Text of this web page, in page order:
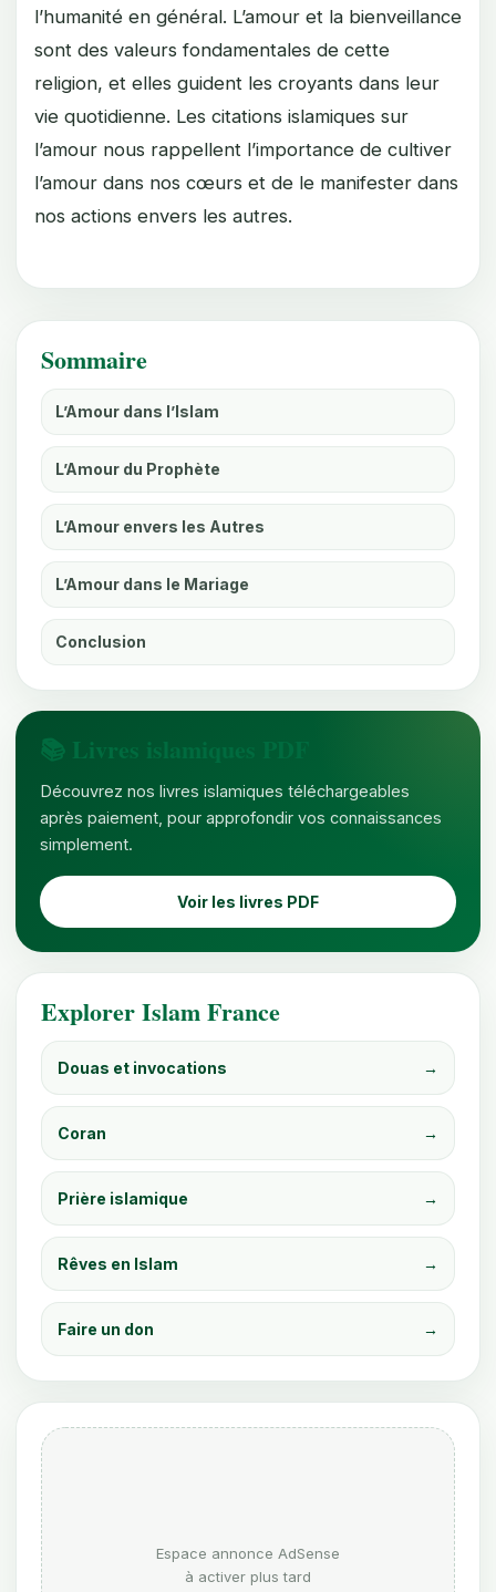
l’humanité en général. L’amour et la bienveillance
sont des valeurs fondamentales de cette
religion, et elles guident les croyants dans leur
vie quotidienne. Les citations islamiques sur
l’amour nous rappellent l’importance de cultiver
l’amour dans nos cœurs et de le manifester dans
nos actions envers les autres.
Sommaire
L’Amour dans l’Islam
L’Amour du Prophète
L’Amour envers les Autres
L’Amour dans le Mariage
Conclusion
📚 Livres islamiques PDF
Découvrez nos livres islamiques téléchargeables
après paiement, pour approfondir vos connaissances
simplement.
Voir les livres PDF
Explorer Islam France
Douas et invocations →
Coran →
Prière islamique →
Rêves en Islam →
Faire un don →
Espace annonce AdSense
à activer plus tard